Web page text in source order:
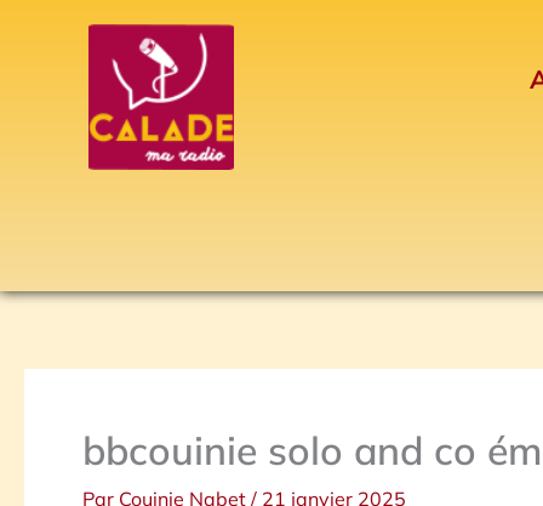
bbcouinie solo and co
Par Couinie Nabet / 21 janvier 2025